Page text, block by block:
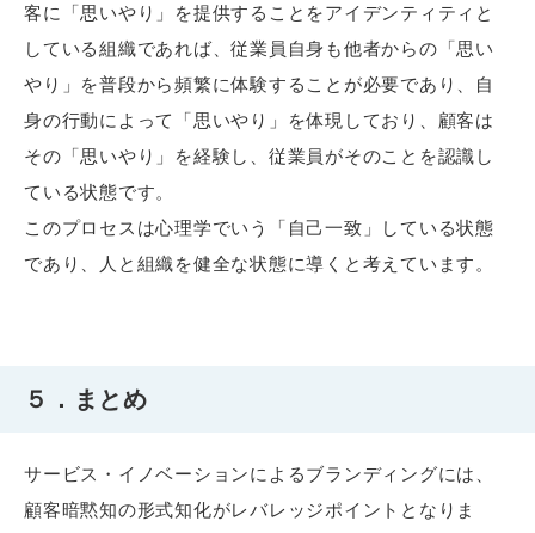
客に「思いやり」を提供することをアイデンティティと
している組織であれば、従業員自身も他者からの「思い
やり」を普段から頻繁に体験することが必要であり、自
身の行動によって「思いやり」を体現しており、顧客は
その「思いやり」を経験し、従業員がそのことを認識し
ている状態です。
このプロセスは心理学でいう「自己一致」している状態
であり、人と組織を健全な状態に導くと考えています。
５．まとめ
サービス・イノベーションによるブランディングには、
顧客暗黙知の形式知化がレバレッジポイントとなりま